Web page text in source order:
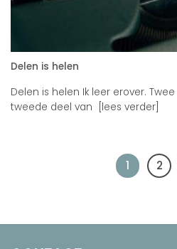
Delen is helen
Delen is helen Ik leer erover.
tweede deel van [lees verder]
1 2